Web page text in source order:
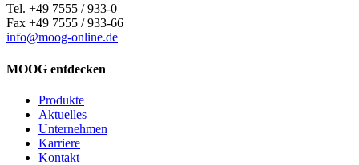
Tel. +49 7555 / 933-0
Fax +49 7555 / 933-66
info@moog-online.de
MOOG entdecken
Produkte
Aktuelles
Unternehmen
Karriere
Kontakt